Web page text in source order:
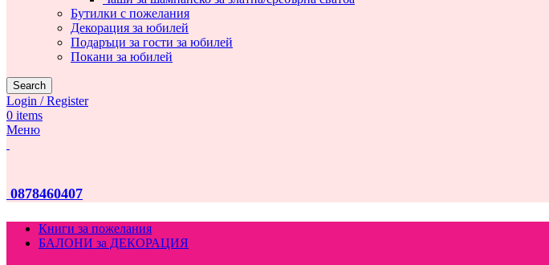
Бутилки с пожелания
Декорация за юбилей
Подаръци за гости за юбилей
Покани за юбилей
Search
Login / Register
0 items
Меню
0878460407
Книги за пожелания
БАЛОНИ за ДЕКОРАЦИЯ